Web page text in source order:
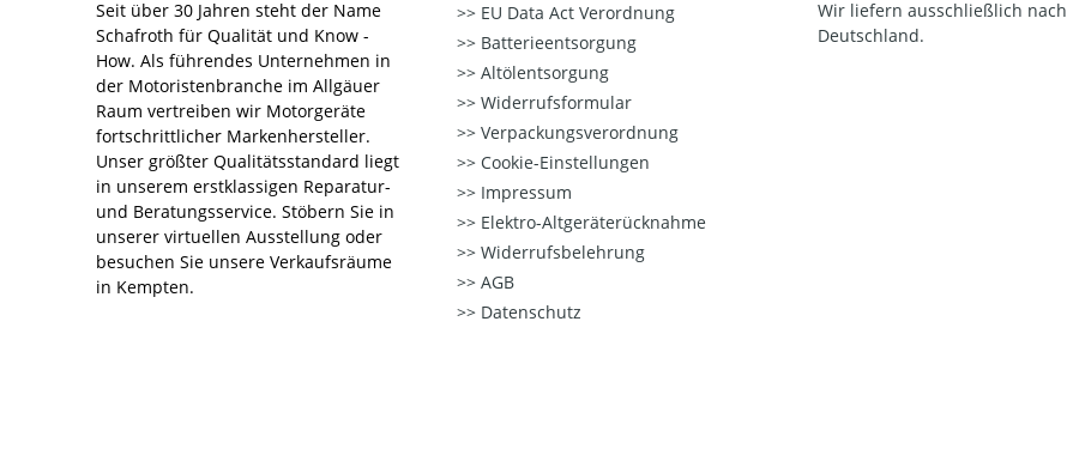
Seit über 30 Jahren steht der Name
Schafroth für Qualität und Know -
How. Als führendes Unternehmen in
der Motoristenbranche im Allgäuer
Raum vertreiben wir Motorgeräte
fortschrittlicher Markenhersteller.
Unser größter Qualitätsstandard liegt
in unserem erstklassigen Reparatur-
und Beratungsservice. Stöbern Sie in
unserer virtuellen Ausstellung oder
besuchen Sie unsere Verkaufsräume
in Kempten.
EU Data Act Verordnung
Batterieentsorgung
Altölentsorgung
Widerrufsformular
Verpackungsverordnung
Cookie-Einstellungen
Impressum
Elektro-Altgeräterücknahme
Widerrufsbelehrung
AGB
Datenschutz
Wir liefern ausschließlich nach
Deutschland.